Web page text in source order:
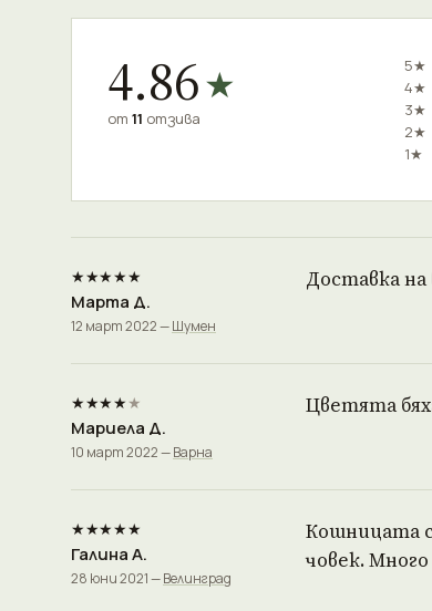
4.86★
от 11 отзива
5★
4★
3★
2★
1★
★★★★★
Марта Д.
12 март 2022 —Шумен
Доставка на
★★★★★
Мариела Д.
10 март 2022 —Варна
Цветята
★★★★★
Галина А.
28 юни 2021 —Велинград
Кошницата
човек.